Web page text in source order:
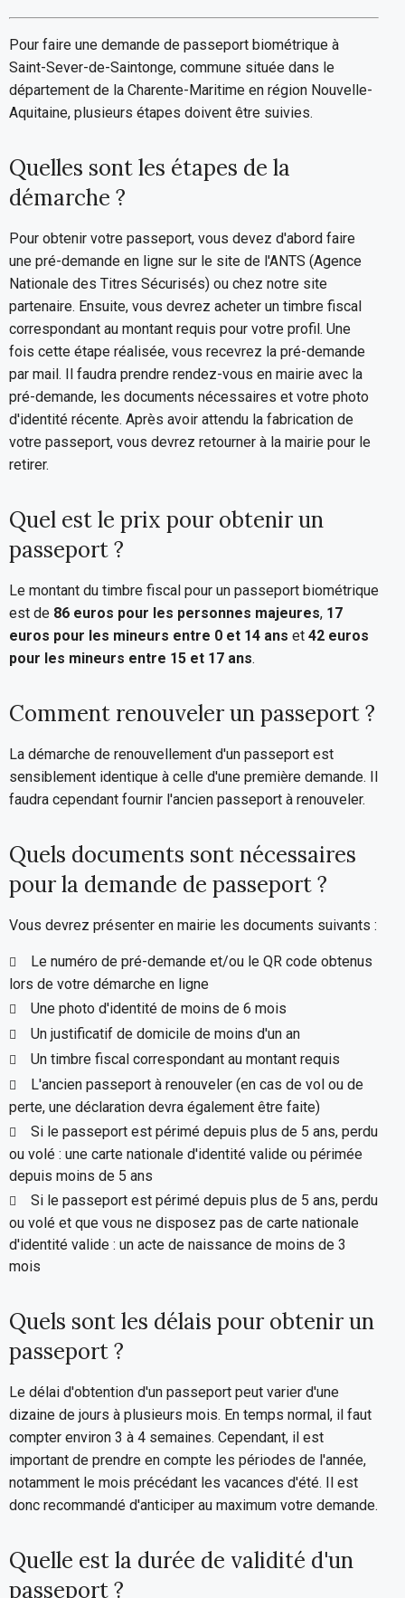
Pour faire une demande de passeport biométrique à
Saint-Sever-de-Saintonge, commune située dans le
département de la Charente-Maritime en région Nouvelle-
Aquitaine, plusieurs étapes doivent être suivies.
Quelles sont les étapes de la
démarche ?
Pour obtenir votre passeport, vous devez d'abord faire
une pré-demande en ligne sur le site de l'ANTS (Agence
Nationale des Titres Sécurisés) ou chez notre site
partenaire. Ensuite, vous devrez acheter un timbre fiscal
correspondant au montant requis pour votre profil. Une
fois cette étape réalisée, vous recevrez la pré-demande
par mail. Il faudra prendre rendez-vous en mairie avec la
pré-demande, les documents nécessaires et votre photo
d'identité récente. Après avoir attendu la fabrication de
votre passeport, vous devrez retourner à la mairie pour le
retirer.
Quel est le prix pour obtenir un
passeport ?
Le montant du timbre fiscal pour un passeport biométrique
est de 86 euros pour les personnes majeures, 17
euros pour les mineurs entre 0 et 14 ans et 42 euros
pour les mineurs entre 15 et 17 ans.
Comment renouveler un passeport ?
La démarche de renouvellement d'un passeport est
sensiblement identique à celle d'une première demande. Il
faudra cependant fournir l'ancien passeport à renouveler.
Quels documents sont nécessaires
pour la demande de passeport ?
Vous devrez présenter en mairie les documents suivants :
Le numéro de pré-demande et/ou le QR code obtenus
lors de votre démarche en ligne
Une photo d'identité de moins de 6 mois
Un justificatif de domicile de moins d'un an
Un timbre fiscal correspondant au montant requis
L'ancien passeport à renouveler (en cas de vol ou de
perte, une déclaration devra également être faite)
Si le passeport est périmé depuis plus de 5 ans, perdu
ou volé : une carte nationale d'identité valide ou périmée
depuis moins de 5 ans
Si le passeport est périmé depuis plus de 5 ans, perdu
ou volé et que vous ne disposez pas de carte nationale
d'identité valide : un acte de naissance de moins de 3
mois
Quels sont les délais pour obtenir un
passeport ?
Le délai d'obtention d'un passeport peut varier d'une
dizaine de jours à plusieurs mois. En temps normal, il faut
compter environ 3 à 4 semaines. Cependant, il est
important de prendre en compte les périodes de l'année,
notamment le mois précédant les vacances d'été. Il est
donc recommandé d'anticiper au maximum votre demande.
Quelle est la durée de validité d'un
passeport ?